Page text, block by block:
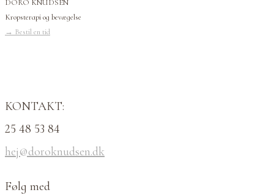
DORO KNUDSEN
Kropsterapi og bevægelse
→ Bestil en tid
KONTAKT:
25 48 53 84
hej@doroknudsen.dk
Følg med